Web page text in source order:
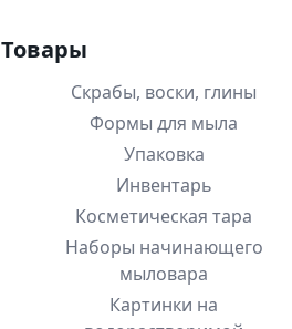
Товары
Скрабы, воски, глины
Формы для мыла
Упаковка
Инвентарь
Косметическая тара
Наборы начинающего
мыловара
Картинки на